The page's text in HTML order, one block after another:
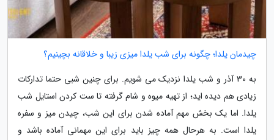
چیدمان یلدا؛ چگونه برای شب یلدا میزی زیبا و خلاقانه بچینیم؟
به 30 آذر و شب یلدا نزدیک می شویم. برای چنین شبی حتما تدارکات
زیادی هم دیده اید؛ از تهیه میوه و شام گرفته تا ست کردن استایل شب
یلدا. اما یک بخش مهم آماده شدن برای این شب، چیدن میز و سفره
یلدا است. به هرحال همه چیز باید برای این مهمانی آماده باشد و